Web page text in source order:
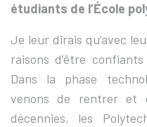
étudiants de l’École
Je leur dirais qu’avec
raisons d’être
Dans la phase
venons de rentrer et
décennies, les